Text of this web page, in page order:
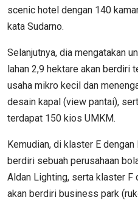
scenic hotel dengan 140
kata Sudarno.
Selanjutnya, dia mengatakan
lahan 2,9 hektare akan berdiri
usaha mikro kecil dan
desain kapal (view pantai),
terdapat 150 kios UMKM.
Kemudian, di klaster E
berdiri sebuah perusahaan
Aldan Lighting, serta klaster F
akan berdiri business park